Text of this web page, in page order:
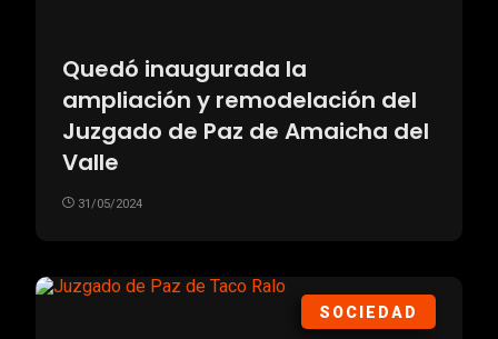
Quedó inaugurada la
ampliación y remodelación del
Juzgado de Paz de Amaicha del
Valle
31/05/2024
SOCIEDAD